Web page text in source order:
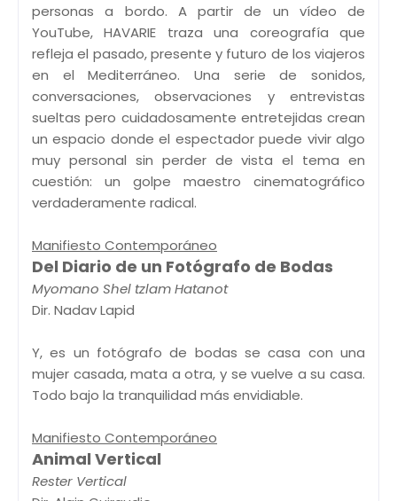
personas a bordo. A partir de un vídeo de
YouTube, HAVARIE traza una coreografía que
refleja el pasado, presente y futuro de los viajeros
en el Mediterráneo. Una serie de sonidos,
conversaciones, observaciones y entrevistas
sueltas pero cuidadosamente entretejidas crean
un espacio donde el espectador puede vivir algo
muy personal sin perder de vista el tema en
cuestión: un golpe maestro cinematográfico
verdaderamente radical.
Manifiesto Contemporáneo
Del Diario de un Fotógrafo de Bodas
Myomano Shel tzlam Hatanot
Dir. Nadav Lapid
Y, es un fotógrafo de bodas se casa con una
mujer casada, mata a otra, y se vuelve a su casa.
Todo bajo la tranquilidad más envidiable.
Manifiesto Contemporáneo
Animal Vertical
Rester Vertical